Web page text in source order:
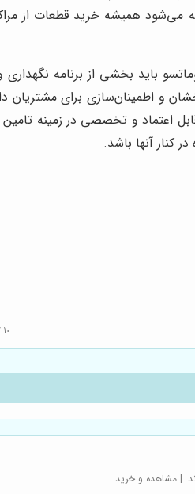
می‌شود همیشه خرید قطعات از
باید بخشی از برنامه نگهداری
و اطمینان‌سازی برای مشتریان
اعتماد و تخصصی در زمینه تامین
کنار آنها باشد.
10
| مشاهده و خرید